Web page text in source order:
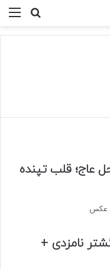
عاج؛ قلب تپنده
نامزدی +